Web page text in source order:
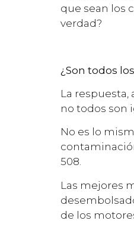
que sean los
verdad?
¿Son todos
La
no todos son
No es lo
508.
Las mejores
de los